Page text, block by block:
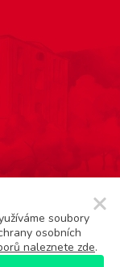
soubory
osobních
naleznete zde.